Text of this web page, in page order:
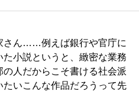
さん……例えば銀行や官庁に
小説というと、緻密な業務
人だからこそ書ける社会派
たいこんな作品だろうって先